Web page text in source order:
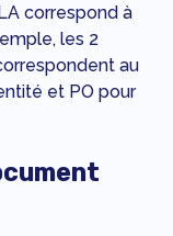
correspond à
les 2
au
et PO pour